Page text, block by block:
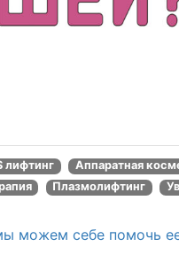
лифтинг Аппаратная
Плазмолифтинг
можем себе помочь